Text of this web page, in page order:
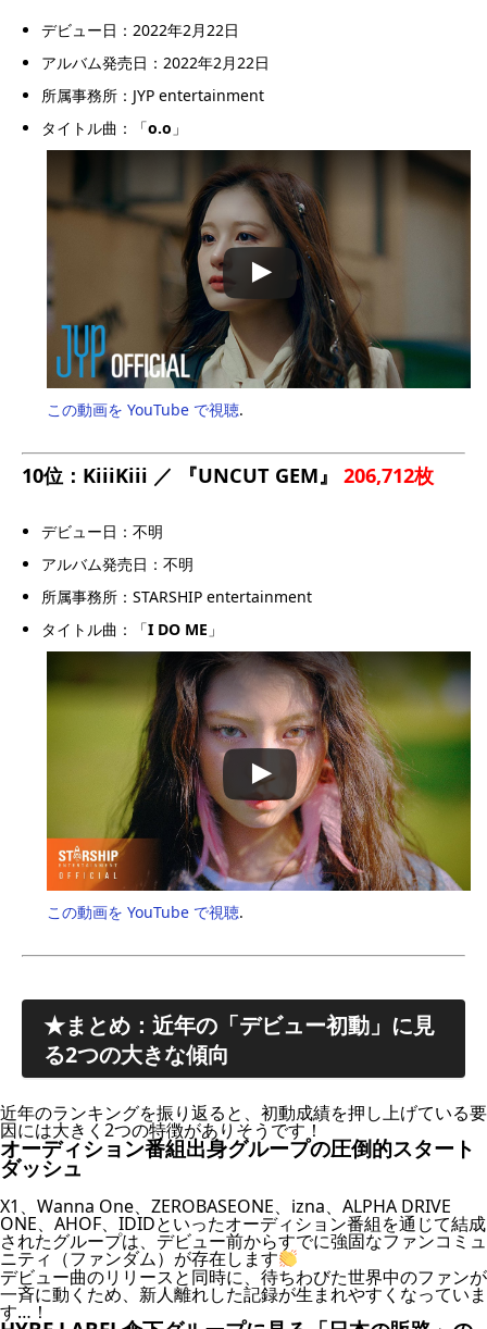
デビュー日：2022年2月22日
アルバム発売日：2022年2月22日
所属事務所：JYP entertainment
タイトル曲：「o.o 」
この動画を YouTube で視聴.
10位：KiiiKiii ／ 『UNCUT GEM』 206,712枚
デビュー日：不明
アルバム発売日：不明
所属事務所：STARSHIP entertainment
タイトル曲：「I DO ME 」
この動画を YouTube で視聴.
★まとめ：近年の「デビュー初動」に見
る2つの大きな傾向
近年のランキングを振り返ると、初動成績を押し上げている要
因には大きく2つの特徴がありそうです！
オーディション番組出身グループの圧倒的スタート
ダッシュ
X1、Wanna One、ZEROBASEONE、izna、ALPHA DRIVE
ONE、AHOF、IDIDといったオーディション番組を通じて結成
されたグループは、デビュー前からすでに強固なファンコミュ
ニティ（ファンダム）が存在します
デビュー曲のリリースと同時に、待ちわびた世界中のファンが
一斉に動くため、新人離れした記録が生まれやすくなっていま
す…！